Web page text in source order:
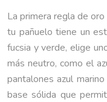
La primera regla de
tu pañuelo tiene un
fucsia y verde, elige
más neutro, como el
pantalones azul
base sólida que